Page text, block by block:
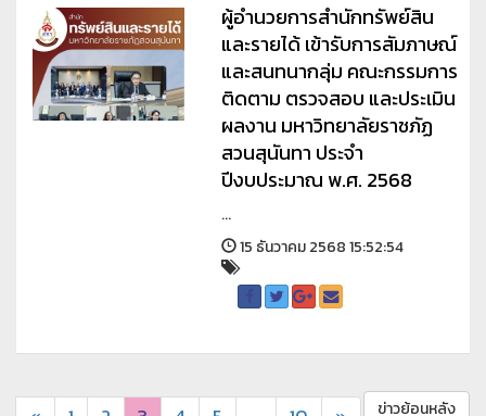
ผู้อำนวยการสำนักทรัพย์สิน
และรายได้ เข้ารับการสัมภาษณ์
และสนทนากลุ่ม คณะกรรมการ
ติดตาม ตรวจสอบ และประเมิน
ผลงาน มหาวิทยาลัยราชภัฏ
สวนสุนันทา ประจำ
ปีงบประมาณ พ.ศ. 2568
...
15 ธันวาคม 2568 15:52:54
ข่าวย้อนหลัง